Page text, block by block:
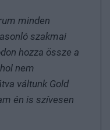
minden
szakmai
hozza össze a
nem
váltunk Gold
én is szívesen